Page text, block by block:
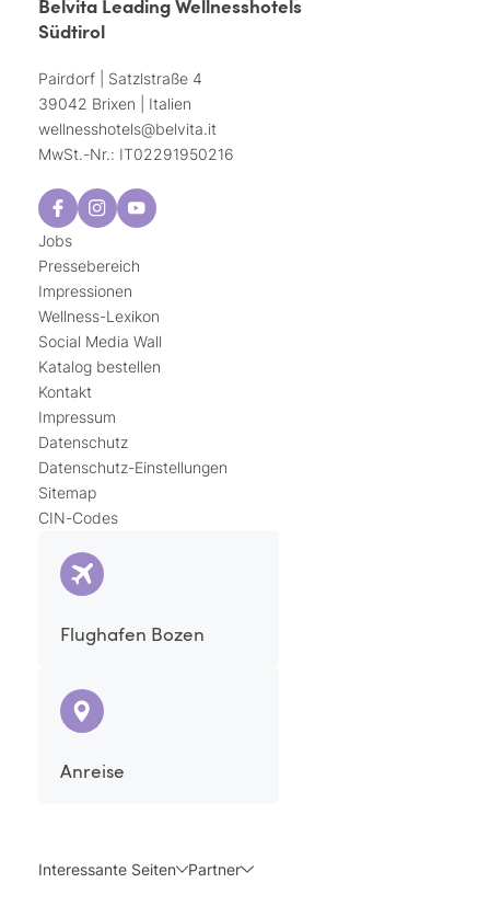
Belvita Leading Wellnesshotels
Südtirol
Pairdorf | Satzlstraße 4
39042 Brixen | Italien
wellnesshotels@belvita.it
MwSt.-Nr.: IT02291950216
Jobs
Pressebereich
Impressionen
Wellness-Lexikon
Social Media Wall
Katalog bestellen
Kontakt
Impressum
Datenschutz
Datenschutz-Einstellungen
Sitemap
CIN-Codes
Flughafen Bozen
Anreise
Interessante Seiten Partner